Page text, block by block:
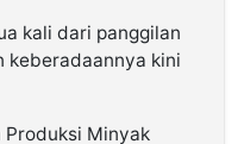
kali dari panggilan
keberadaannya kini
Produksi Minyak